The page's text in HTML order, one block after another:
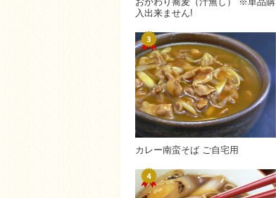
入出来ません!
カレー南蛮そば ご自宅用